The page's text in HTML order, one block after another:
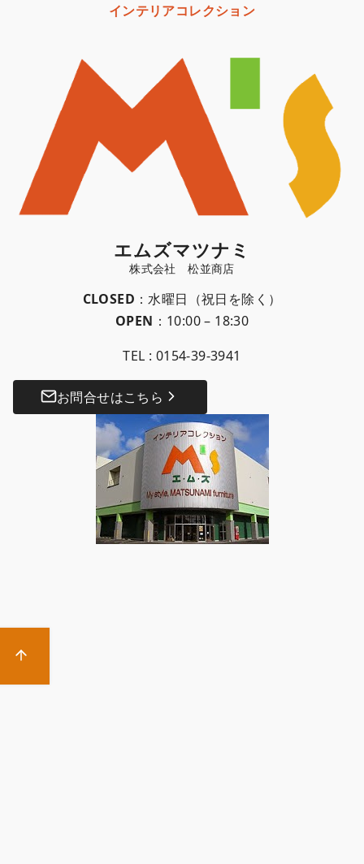
インテリアコレクション
エムズマツナミ
CLOSED ：水曜日（祝日を除く）
OPEN ：10:00 – 18:30
TEL : 0154-39-3941
お問合せはこちら